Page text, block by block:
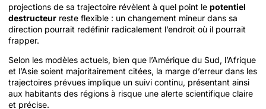
projections de sa trajectoire révèlent à quel point le potentiel
destructeur reste flexible : un changement mineur dans sa
direction pourrait redéfinir radicalement l’endroit où il pourrait
frapper.
Selon les modèles actuels, bien que l’Amérique du Sud, l’Afrique
et l’Asie soient majoritairement citées, la marge d’erreur dans les
trajectoires prévues implique un suivi continu, présentant ainsi
aux habitants des régions à risque une alerte scientifique claire
et précise.